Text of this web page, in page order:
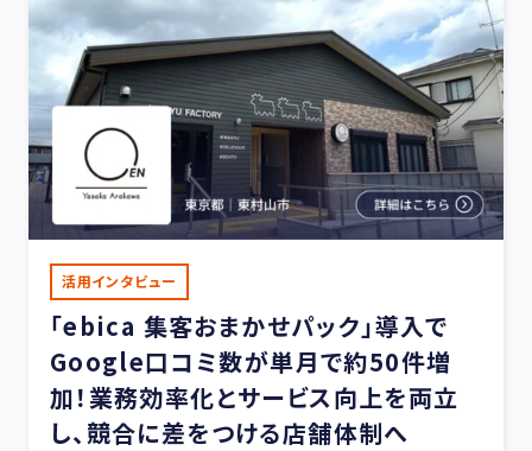
活用インタビュー
「ebica 集客おまかせパック」導入で
Google口コミ数が単月で約50件増
加！業務効率化とサービス向上を両立
し、競合に差をつける店舗体制へ